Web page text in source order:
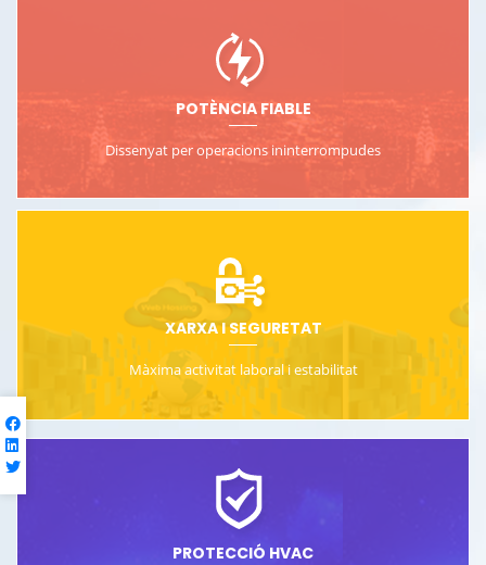
POTÈNCIA FIABLE
Dissenyat per operacions ininterrompudes
XARXA I SEGURETAT
Màxima activitat laboral i estabilitat
PROTECCIÓ HVAC